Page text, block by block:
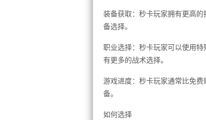
装备获取：秒卡玩家拥有更高
备选择。
职业选择：秒卡玩家可以使用
有更多的战术选择。
游戏进度：秒卡玩家通常比免
备。
如何选择